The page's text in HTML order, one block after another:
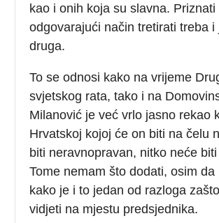
kao i onih koja su slavna. Priznati
odgovarajući način tretirati treba i
druga.
To se odnosi kako na vrijeme
svjetskog rata, tako i na
Milanović je već vrlo jasno rekao
Hrvatskoj kojoj će on biti na čelu
biti neravnopravan, nitko neće biti
Tome nemam što dodati, osim da
kako je i to jedan od razloga
vidjeti na mjestu predsjednika.